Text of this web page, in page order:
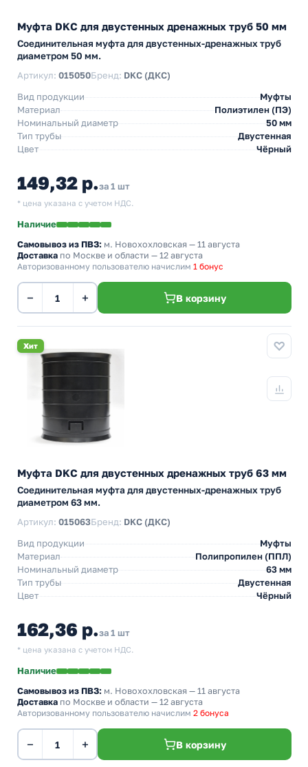
Муфта DKC для двустенных дренажных труб 50 мм
Соединительная муфта для двустенных-дренажных труб
диаметром 50 мм.
Артикул: 015050Бренд: DKC (ДКС)
Вид продукции
Муфты
Материал
Полиэтилен (ПЭ)
Номинальный диаметр
50 мм
Тип трубы
Двустенная
Цвет
Чёрный
149,32 р.за 1 шт
* цена указана с учетом НДС.
Наличие
Самовывоз из ПВЗ: м. Новохохловская — 11 августа
Доставка по Москве и области — 12 августа
Авторизованному пользователю начислим 1 бонус
− + В корзину
Хит
Муфта DKC для двустенных дренажных труб 63 мм
Соединительная муфта для двустенных-дренажных труб
диаметром 63 мм.
Артикул: 015063Бренд: DKC (ДКС)
Вид продукции
Муфты
Материал
Полипропилен (ППЛ)
Номинальный диаметр
63 мм
Тип трубы
Двустенная
Цвет
Чёрный
162,36 р.за 1 шт
* цена указана с учетом НДС.
Наличие
Самовывоз из ПВЗ: м. Новохохловская — 11 августа
Доставка по Москве и области — 12 августа
Авторизованному пользователю начислим 2 бонуса
− + В корзину